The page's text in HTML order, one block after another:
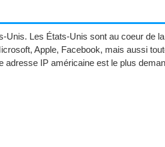
Les États-Unis sont au coeur de
Apple, Facebook, mais aussi
adresse IP américaine est le plus